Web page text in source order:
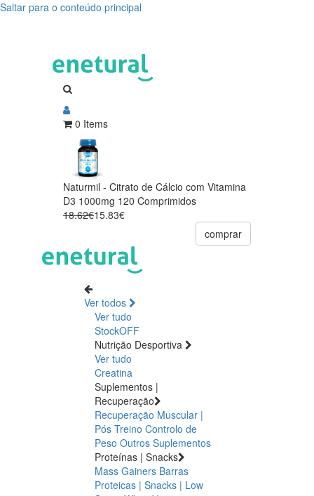
Saltar para o conteúdo principal
0 Items
Naturmil - Citrato de Cálcio com Vitamina
D3 1000mg 120 Comprimidos
18.62€15.83€
comprar
Ver todos
Ver tudo
StockOFF
Nutrição Desportiva
Ver tudo
Creatina
Suplementos |
Recuperação
Recuperação Muscular |
Pós Treino Controlo de
Peso Outros Suplementos
Proteínas | Snacks
Mass Gainers Barras
Proteicas | Snacks | Low